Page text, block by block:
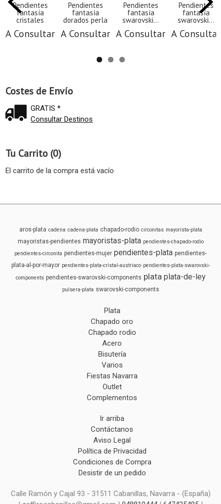
Costes de Envío
GRATIS *
Consultar Destinos
Tu Carrito (0)
El carrito de la compra está vacío
Pendientes
fantasía
cristales
A Consultar
Pendientes
fantasía
dorados perla
A Consultar
Pendientes
fantasía
swarovski...
A Consultar
Pendientes
fantasía
swarovski...
A Consultar
aros-plata cadena cadena-plata chapado-rodio circonitas mayorista-plata
mayoristas-pendientes mayoristas-plata pendientes-chapado-rodio
pendientes-circonita pendientes-mujer pendientes-plata pendientes-
plata-al-por-mayor pendientes-plata-cristal-austriaco pendientes-plata-swarovski-
components pendientes-swarovski-components plata plata-de-ley
pulsera-plata swarovski-components
Plata
Chapado oro
Chapado rodio
Acero
Bisutería
Varios
Fiestas Navarra
Outlet
Complementos
Ir arriba
Contáctanos
Aviso Legal
Política de Privacidad
Condiciones de Compra
Desistir de un pedido
Calle Ramón y Cajal 93 - 31511 Cabanillas, Navarra - (España)